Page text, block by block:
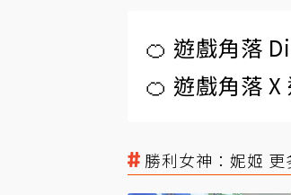
🍊 遊戲角落
🍊 遊戲角落 X
勝利女神：妮姬 更